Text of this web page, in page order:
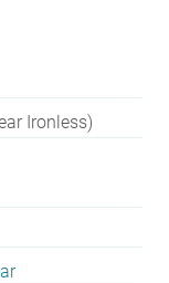
Ironless)